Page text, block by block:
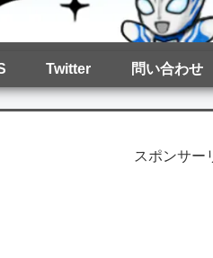
Twitter 問い合わせ
スポンサー